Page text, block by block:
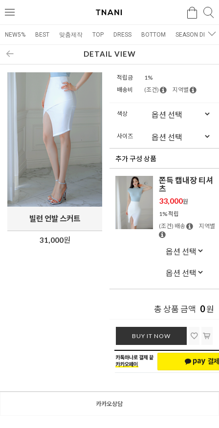
메
검색
NEW5% BEST 맞춤제작 TOP DRESS BOTTOM SEASON DRESS
DETAIL VIEW
빌런 언발 스커트
31,000원
적립금
1%
배송비
(조건) 지역별
색상
사이즈
추가 구성 상품
쫀득 캡내장 티셔
츠
33,000원
1% 적립
(조건) 배송
지역별
총 상품 금액 0원
BUY IT NOW
카카오상담